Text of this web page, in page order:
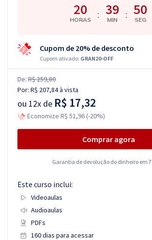
20
HORAS : 39
MIN : 49
SEG
Cupom de 20% de desconto
Cupom ativado: GRAN20-OFF
De: R$ 259,80
Por: R$ 207,84à vista
ou 12x de R$ 17,32
Economize R$ 51,96 (-20%)
Comprar agora
Garantia de devolução do dinheiro em
Este curso inclui:
Videoaulas
Audioaulas
PDFs
160 dias para acessar